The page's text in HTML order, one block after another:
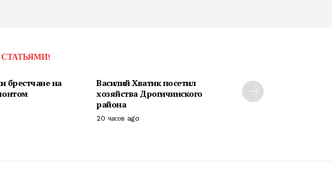
брестчане на
Василий Хватик посетил
хозяйства Дрогичинского
района
20 часов ago